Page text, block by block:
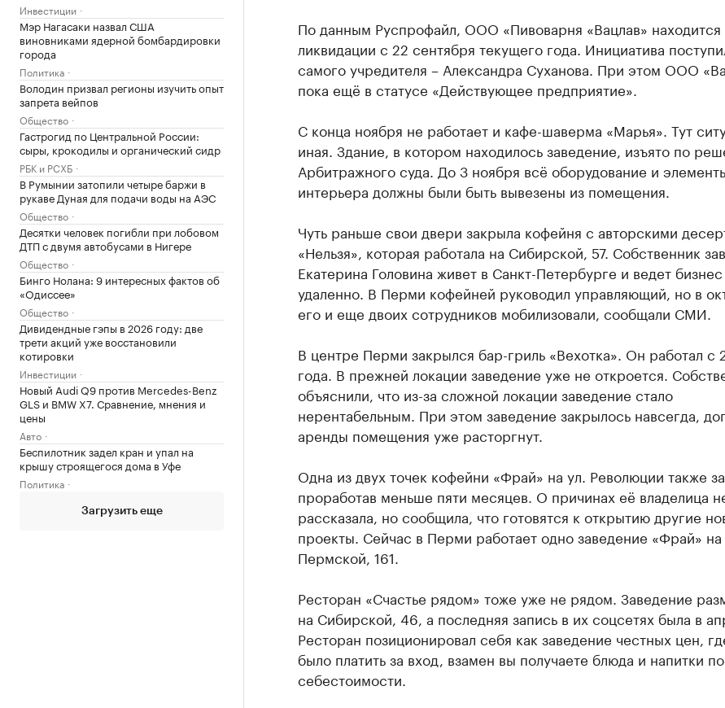
Инвестиции
Мэр Нагасаки назвал США
виновниками ядерной бомбардировки
города
Политика
Володин призвал регионы изучить опыт
запрета вейпов
Общество
Гастрогид по Центральной России:
сыры, крокодилы и органический сидр
РБК и РСХБ
В Румынии затопили четыре баржи в
рукаве Дуная для подачи воды на АЭС
Общество
Десятки человек погибли при лобовом
ДТП с двумя автобусами в Нигере
Общество
Бинго Нолана: 9 интересных фактов об
«Одиссее»
Общество
Дивидендные гэпы в 2026 году: две
трети акций уже восстановили
котировки
Инвестиции
Новый Audi Q9 против Mercedes-Benz
GLS и BMW X7. Сравнение, мнения и
цены
Авто
Беспилотник задел кран и упал на
крышу строящегося дома в Уфе
Политика
Загрузить еще
По данным Руспрофайл, ООО «Пивоварня «Вацлав» находится
ликвидации с 22 сентября текущего года. Инициатива
самого учредителя – Александра Суханова. При этом ООО
пока ещё в статусе «Действующее предприятие».
С конца ноября не работает и кафе-шаверма «Марья». Тут
иная. Здание, в котором находилось заведение, изъято по
Арбитражного суда. До 3 ноября всё оборудование и
интерьера должны были быть вывезены из помещения.
Чуть раньше свои двери закрыла кофейня с авторскими
«Нельзя», которая работала на Сибирской, 57. Собственник
Екатерина Головина живет в Санкт-Петербурге и ведет бизнес
удаленно. В Перми кофейней руководил управляющий, но в
его и еще двоих сотрудников мобилизовали, сообщали СМИ.
В центре Перми закрылся бар-гриль «Вехотка». Он работал с
года. В прежней локации заведение уже не откроется.
объяснили, что из-за сложной локации заведение стало
нерентабельным. При этом заведение закрылось навсегда,
аренды помещения уже расторгнут.
Одна из двух точек кофейни «Фрай» на ул. Революции также
проработав меньше пяти месяцев. О причинах её владелица
рассказала, но сообщила, что готовятся к открытию другие
проекты. Сейчас в Перми работает одно заведение «Фрай» на
Пермской, 161.
Ресторан «Счастье рядом» тоже уже не рядом. Заведение
на Сибирской, 46, а последняя запись в их соцсетях была в
Ресторан позиционировал себя как заведение честных цен,
было платить за вход, взамен вы получаете блюда и напитки по
себестоимости.